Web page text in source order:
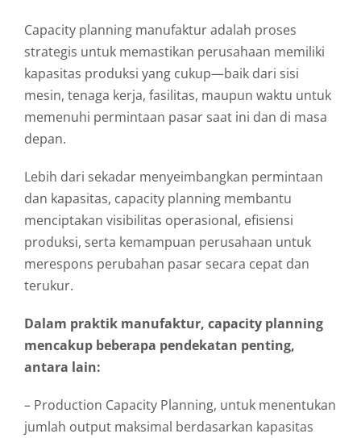
Capacity planning manufaktur adalah proses
strategis untuk memastikan perusahaan memiliki
kapasitas produksi yang cukup—baik dari sisi
mesin, tenaga kerja, fasilitas, maupun waktu untuk
memenuhi permintaan pasar saat ini dan di masa
depan.
Lebih dari sekadar menyeimbangkan permintaan
dan kapasitas, capacity planning membantu
menciptakan visibilitas operasional, efisiensi
produksi, serta kemampuan perusahaan untuk
merespons perubahan pasar secara cepat dan
terukur.
Dalam praktik manufaktur, capacity planning
mencakup beberapa pendekatan penting,
antara lain:
– Production Capacity Planning, untuk menentukan
jumlah output maksimal berdasarkan kapasitas